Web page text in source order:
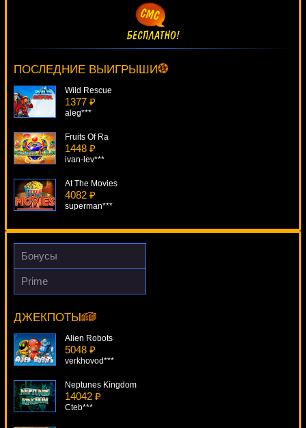
ПОСЛЕДНИЕ ВЫИГРЫШИ
superman***
Wild Rescue
1377 ₽
aleg***
Fruits Of Ra
1448 ₽
ivan-lev***
At The Movies
4082 ₽
superman***
Rooks Revenge
4935 ₽
Candy Bars
3460 ₽
mgarkunov***
Бонусы
Prime
ДЖЕКПОТЫ
Jin Qian Wa
loto***
Alien Robots
5048 ₽
verkhovod***
Neptunes Kingdom
14042 ₽
Cteb***